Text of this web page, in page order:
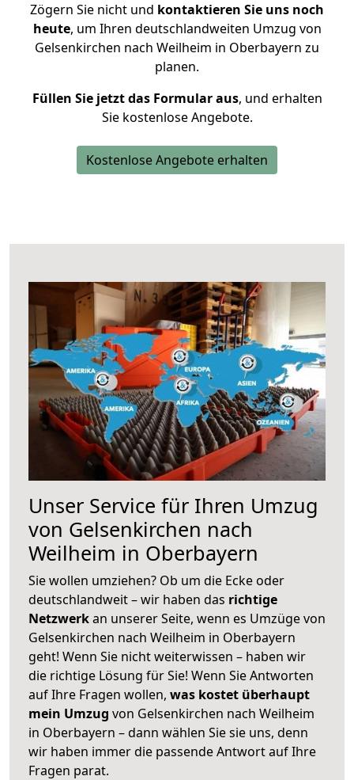
Zögern Sie nicht und kontaktieren Sie uns noch
heute, um Ihren deutschlandweiten Umzug von
Gelsenkirchen nach Weilheim in Oberbayern zu
planen.
Füllen Sie jetzt das Formular aus, und erhalten
Sie kostenlose Angebote.
Kostenlose Angebote erhalten
Unser Service für Ihren Umzug
von Gelsenkirchen nach
Weilheim in Oberbayern
Sie wollen umziehen? Ob um die Ecke oder
deutschlandweit – wir haben das richtige
Netzwerkan unserer Seite, wenn es Umzüge von
Gelsenkirchen nach Weilheim in Oberbayern
geht! Wenn Sie nicht weiterwissen – haben wir
die richtige Lösung für Sie! Wenn Sie Antworten
auf Ihre Fragen wollen, was kostet überhaupt
mein Umzug von Gelsenkirchen nach Weilheim
in Oberbayern – dann wählen Sie sie uns, denn
wir haben immer die passende Antwort auf Ihre
Fragen parat.